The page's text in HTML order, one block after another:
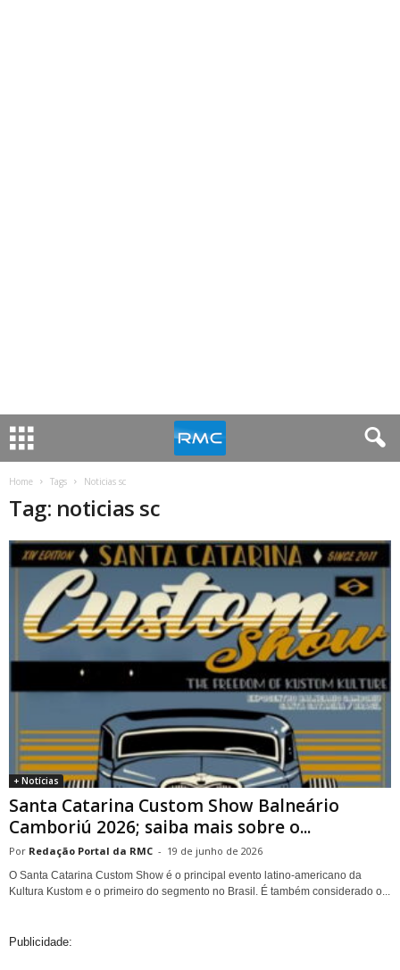
Home Tags Noticias sc
Tag: noticias sc
+ Notícias
Santa Catarina Custom Show Balneário
Camboriú 2026; saiba mais sobre o...
Redação Portal da RMC - 19 de junho de 2026
O Santa Catarina Custom Show é o principal evento latino-americano da
Kultura Kustom e o primeiro do segmento no Brasil. É também considerado o...
Publicidade: